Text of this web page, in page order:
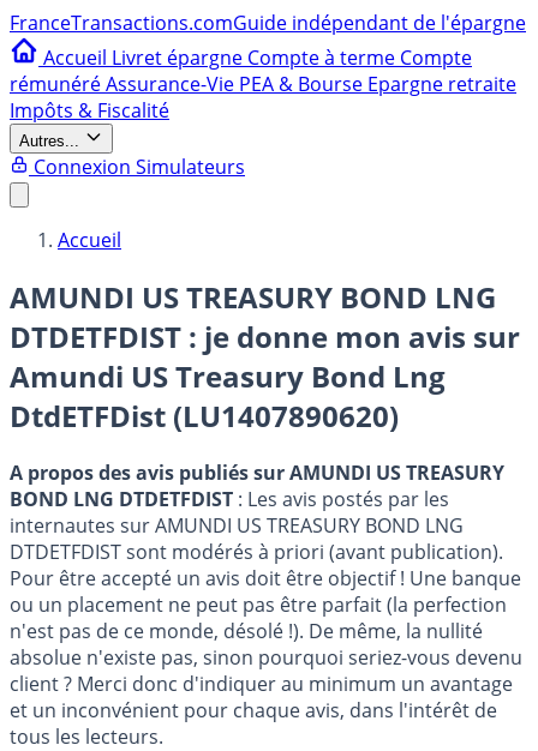
FranceTransactions.comGuide indépendant de l'épargne
Accueil Livret épargne Compte à terme Compte
rémunéréAssurance-Vie PEA & Bourse Epargne retraite
Impôts & Fiscalité
Autres...
Connexion Simulateurs
Accueil
AMUNDI US TREASURY BOND LNG
DTDETFDIST : je donne mon avis sur
Amundi US Treasury Bond Lng
DtdETFDist (LU1407890620)
A propos des avis publiés sur AMUNDI US TREASURY
BOND LNG DTDETFDIST : Les avis postés par les
internautes sur AMUNDI US TREASURY BOND LNG
DTDETFDIST sont modérés à priori (avant publication).
Pour être accepté un avis doit être objectif ! Une banque
ou un placement ne peut pas être parfait (la perfection
n'est pas de ce monde, désolé !). De même, la nullité
absolue n'existe pas, sinon pourquoi seriez-vous devenu
client ? Merci donc d'indiquer au minimum un avantage
et un inconvénient pour chaque avis, dans l'intérêt de
tous les lecteurs.